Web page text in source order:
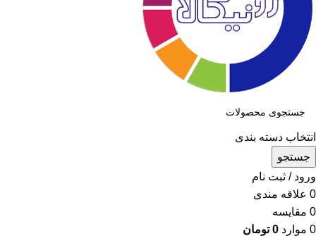
انتخاب دسته بندی
جستجو
ورود / ثبت نام
0 علاقه مندی
0 مقایسه
0 موارد 0 تومان